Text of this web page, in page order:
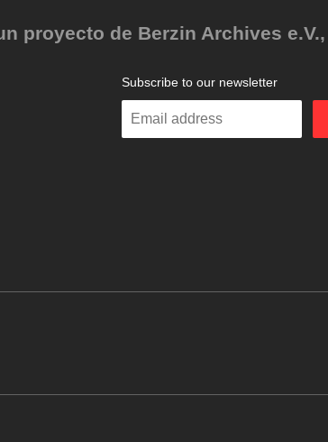
proyecto de Berzin Archives
Subscribe to our newsletter
Enter